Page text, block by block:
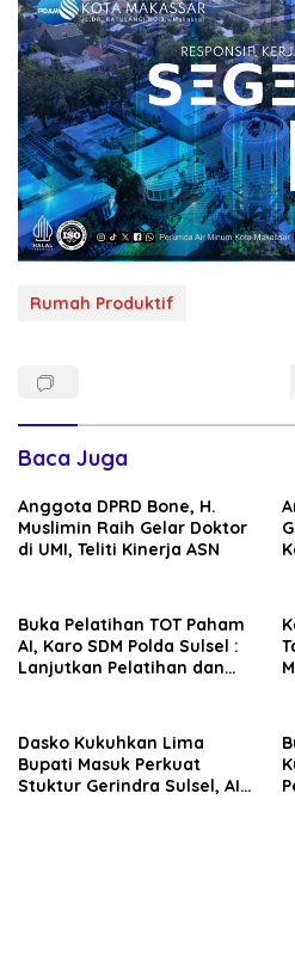
Rumah Produktif
Baca Juga
Anggota DPRD Bone, H.
Muslimin Raih Gelar Doktor
di UMI, Teliti Kinerja ASN
Buka Pelatihan TOT Paham
AI, Karo SDM Polda Sulsel :
Lanjutkan Pelatihan dan
Dasko Kukuhkan Lima
Bupati Masuk Perkuat
Stuktur Gerindra Sulsel, AIA